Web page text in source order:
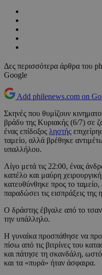
Δες περισσότερα άρθρα του
Google
Add philenews.com on
Σκηνές που θυμίζουν
βράδυ της Κυριακής (6/7) σε
ένας επίδοξος ληστής
ταμείο, αλλά βρέθηκε
υπαλλήλου.
Λίγο μετά τις 22:00, ένας
καπέλο και μαύρη
κατευθύνθηκε προς το
παραδώσει τις εισπράξεις της
Ο δράστης έβγαλε από το
την υπάλληλο.
Η γυναίκα προσπάθησε να
πίσω από τις βιτρίνες του
και πάτησε τη σκανδάλη,
και τα «πυρά» ήταν άσφαιρα.